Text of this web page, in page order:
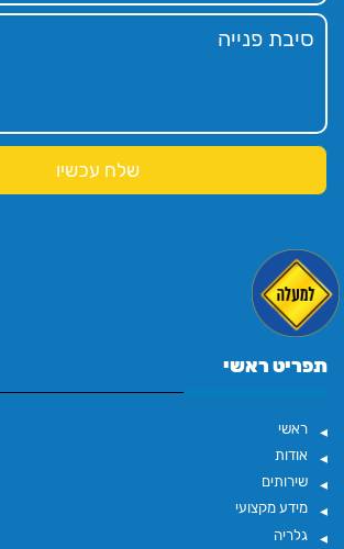
תפריט ראשי
ראשי
אודות
שירותים
מידע מקצועי
גלריה